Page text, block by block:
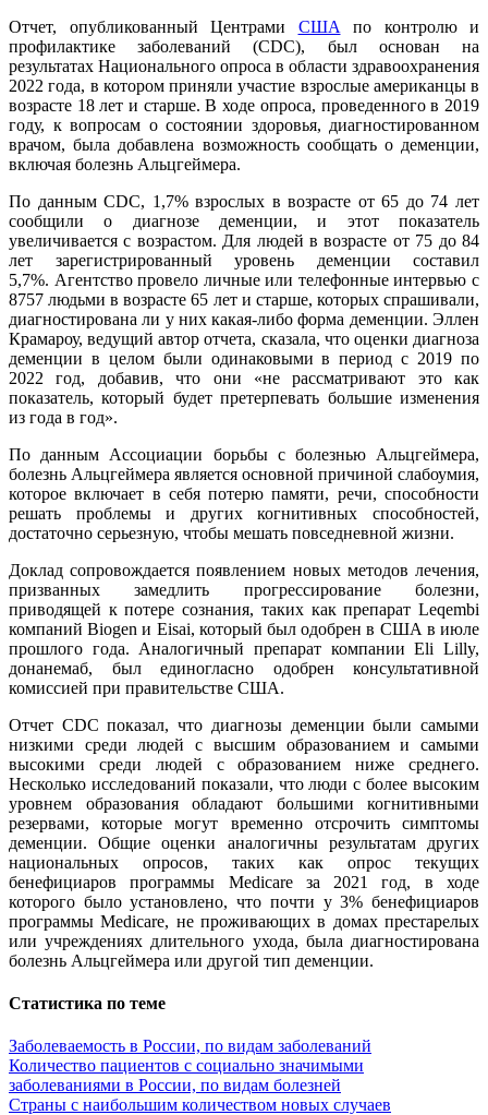
Отчет, опубликованный Центрами США по контролю и
профилактике заболеваний (CDC), был основан на
результатах Национального опроса в области здравоохранения
2022 года, в котором приняли участие взрослые американцы в
возрасте 18 лет и старше. В ходе опроса, проведенного в 2019
году, к вопросам о состоянии здоровья, диагностированном
врачом, была добавлена возможность сообщать о деменции,
включая болезнь Альцгеймера.
По данным CDC, 1,7% взрослых в возрасте от 65 до 74 лет
сообщили о диагнозе деменции, и этот показатель
увеличивается с возрастом. Для людей в возрасте от 75 до 84
лет зарегистрированный уровень деменции составил
5,7%. Агентство провело личные или телефонные интервью с
8757 людьми в возрасте 65 лет и старше, которых спрашивали,
диагностирована ли у них какая-либо форма деменции. Эллен
Крамароу, ведущий автор отчета, сказала, что оценки диагноза
деменции в целом были одинаковыми в период с 2019 по
2022 год, добавив, что они «не рассматривают это как
показатель, который будет претерпевать большие изменения
из года в год».
По данным Ассоциации борьбы с болезнью Альцгеймера,
болезнь Альцгеймера является основной причиной слабоумия,
которое включает в себя потерю памяти, речи, способности
решать проблемы и других когнитивных способностей,
достаточно серьезную, чтобы мешать повседневной жизни.
Доклад сопровождается появлением новых методов лечения,
призванных замедлить прогрессирование болезни,
приводящей к потере сознания, таких как препарат Leqembi
компаний Biogen и Eisai, который был одобрен в США в июле
прошлого года. Аналогичный препарат компании Eli Lilly,
донанемаб, был единогласно одобрен консультативной
комиссией при правительстве США.
Отчет CDC показал, что диагнозы деменции были самыми
низкими среди людей с высшим образованием и самыми
высокими среди людей с образованием ниже среднего.
Несколько исследований показали, что люди с более высоким
уровнем образования обладают большими когнитивными
резервами, которые могут временно отсрочить симптомы
деменции. Общие оценки аналогичны результатам других
национальных опросов, таких как опрос текущих
бенефициаров программы Medicare за 2021 год, в ходе
которого было установлено, что почти у 3% бенефициаров
программы Medicare, не проживающих в домах престарелых
или учреждениях длительного ухода, была диагностирована
болезнь Альцгеймера или другой тип деменции.
Статистика по теме
Заболеваемость в России, по видам заболеваний
Количество пациентов с социально значимыми
заболеваниями в России, по видам болезней
Страны с наибольшим количеством новых случаев